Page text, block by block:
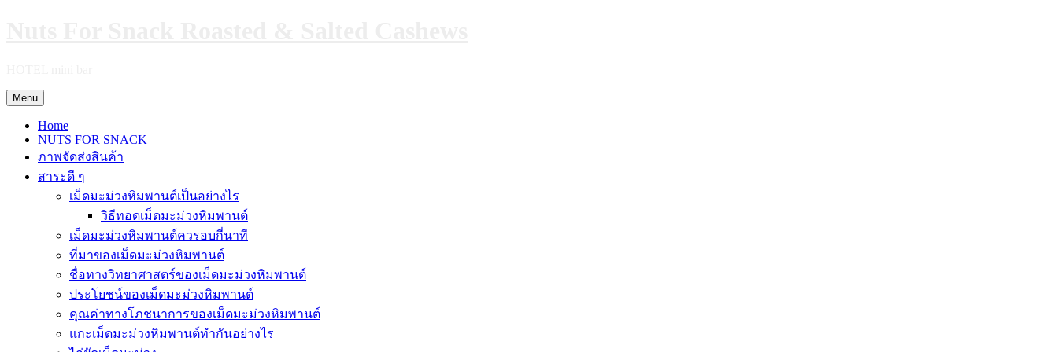
Menu
Home
NUTS FOR SNACK
ภาพจัดส่งสินค้า
สาระดี ๆ
เม็ดมะม่วงหิมพานต์เป็นอย่างไร
วิธีทอดเม็ดมะม่วงหิมพานต์
เม็ดมะม่วงหิมพานต์ควรอบกี่นาที
ที่มาของเม็ดมะม่วงหิมพานต์
ชื่อทางวิทยาศาสตร์ของเม็ดมะม่วงหิมพานต์
ประโยชน์ของเม็ดมะม่วงหิมพานต์
คุณค่าทางโภชนาการของเม็ดมะม่วงหิมพานต์
แกะเม็ดมะม่วงหิมพานต์ทำกันอย่างไร